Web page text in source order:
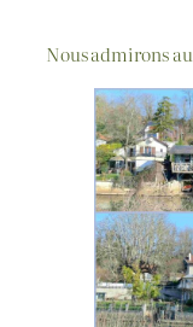
Nous admirons